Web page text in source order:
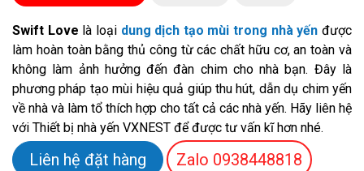
Swift Love là loại dung dịch tạo mùi trong nhà yến được
làm hoàn toàn bằng thủ công từ các chất hữu cơ, an toàn và
không làm ảnh hưởng đến đàn chim cho nhà bạn. Đây là
phương pháp tạo mùi hiệu quả giúp thu hút, dẫn dụ chim yến
về nhà và làm tổ thích hợp cho tất cả các nhà yến. Hãy liên hệ
với Thiết bị nhà yến VXNEST để được tư vấn kĩ hơn nhé.
Liên hệ đặt hàng Zalo 0938448818